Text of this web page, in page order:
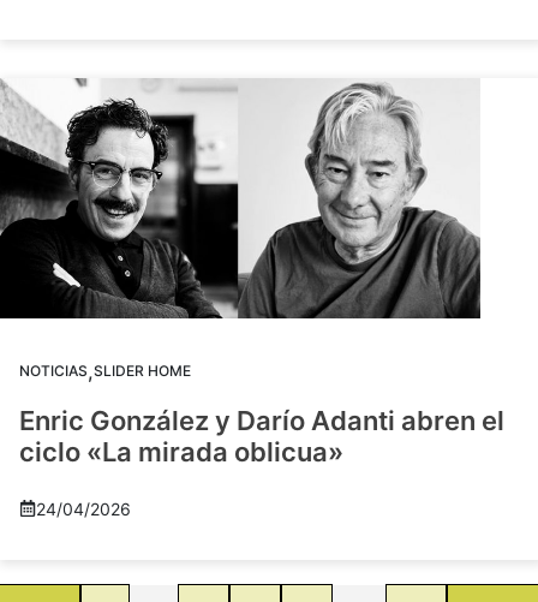
NOTICIAS,SLIDER HOME
Enric González y Darío Adanti abren el
ciclo «La mirada oblicua»
24/04/2026